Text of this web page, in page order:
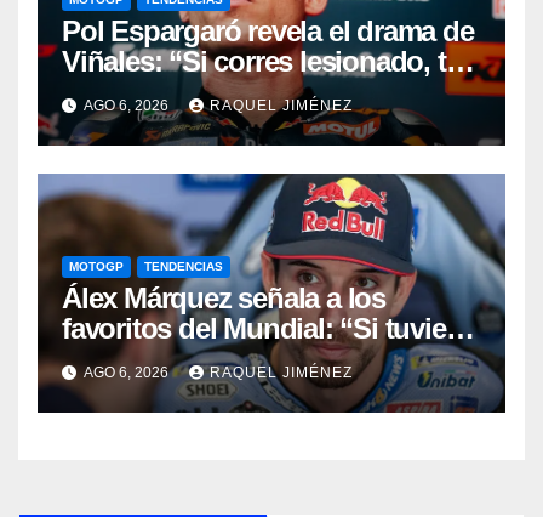
Pol Espargaró revela el drama de
Viñales: “Si corres lesionado, te
juzgan; si no corres,
desapareces”
AGO 6, 2026 RAQUEL JIMÉNEZ
MOTOGP TENDENCIAS
Álex Márquez señala a los
favoritos del Mundial: “Si tuviera
que apostar mi dinero, ya sabéis
por quién sería”
AGO 6, 2026 RAQUEL JIMÉNEZ